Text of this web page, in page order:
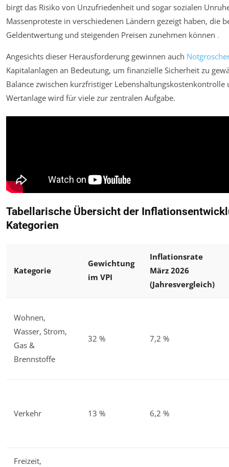
birgt das Risiko von Unzufriedenheit und sogar sozialen
Massenproteste in verschiedenen Ländern gezeigt haben, die
Geldentwertung und steigenden Preisen zunehmen können .
Angesichts dieser Herausforderung gewinnen auch
Kapitalanlagen an Bedeutung, um finanzielle Sicherheit zu
Balance zwischen kurzfristiger Lebenshaltungskostenkontrolle
Wertanlage wird für viele zur zentralen Aufgabe.
Tabellarische Übersicht der
Kategorien
Kategorie
Gewichtung
im VPI
Inflationsrate
März 2026
(Jahresvergleich)
Wohnen,
Wasser, Strom,
Gas &
Brennstoffe
32 % 7,2 %
Verkehr 13 % 6,2 %
Freizeit,